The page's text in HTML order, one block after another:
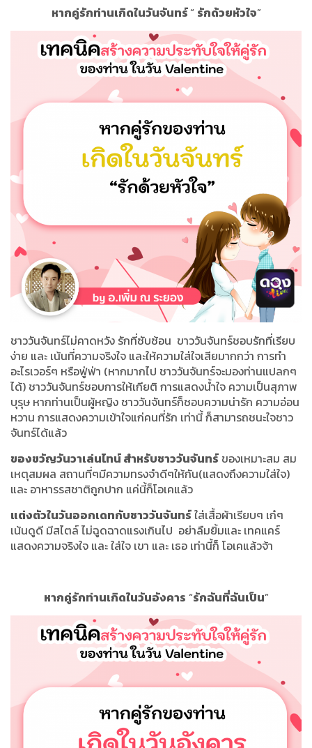
หากคู่รักท่านเกิดในวันจันทร์“ รักด้วยหัวใจ”
ชาววันจันทร์ไม่คาดหวัง รักที่ซับซ้อน ขาววันจันทร์ชอบรักที่เรียบ
ง่าย และ เน้นที่ความจริงใจ และให้ความใส่ใจเสียมากกว่า การทำ
อะไรเวอร์ๆ หรือฟู่ฟ่า (หากมากไป ชาววันจันทร์จะมองท่านแปลกๆ
ได้) ชาววันจันทร์ชอบการให้เกียติ การแสดงน้ำใจ ความเป็นสุภาพ
บุรุษ หากท่านเป็นผู้หญิง ชาววันจันทร์ก็ชอบความน่ารัก ความอ่อน
หวาน การแสดงความเข้าใจแก่คนที่รัก เท่านี้ ก็สามารถชนะใจชาว
จันทร์ได้แล้ว
ของขวัญวันวาเล่นไทน์ สำหรับชาววันจันทร์ ของเหมาะสม สม
เหตุสมผล สถานที่ๆมีความทรงจำดีๆให้กัน(แสดงถึงความใส่ใจ)
และ อาหารรสชาติถูกปาก แค่นี้ก็โอเคแล้ว
แต่งตัวในวันออกเดทกับชาววันจันทร์ใส่เสื้อผ้าเรียบๆ เก๋ๆ
เน้นดูดี มีสไตล์ ไม่ฉูดฉาดแรงเกินไป อย่าลืมยิ้มและ เทคแคร์
แสดงความจริงใจ และ ใส่ใจ เขา และ เธอ เท่านี้ก็ โอเคแล้วจ้า
หากคู่รักท่านเกิดในวันอังคาร “รักฉันที่ฉันเป็น”